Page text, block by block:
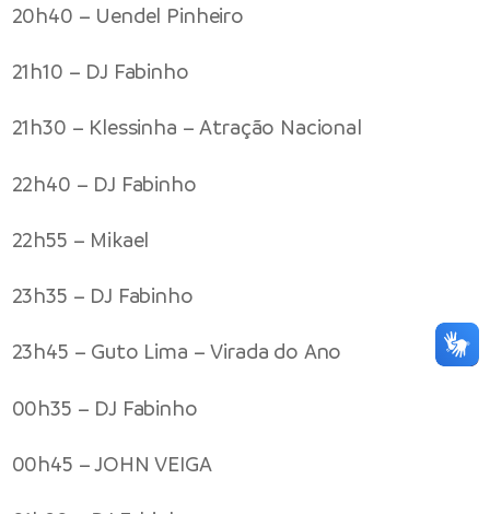
20h40 – Uendel Pinheiro
21h10 – DJ Fabinho
21h30 – Klessinha – Atração Nacional
22h40 – DJ Fabinho
22h55 – Mikael
23h35 – DJ Fabinho
23h45 – Guto Lima – Virada do Ano
00h35 – DJ Fabinho
00h45 – JOHN VEIGA